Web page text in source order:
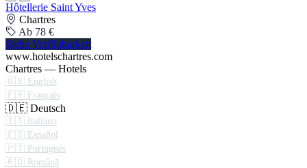
Hôtellerie Saint Yves
Chartres
Ab 78 €
Siehe Verfügbarkeit
www.hotelschartres.com
Chartres — Hotels
🇬🇧 English
🇫🇷 Français
🇩🇪 Deutsch
🇮🇹 Italiano
🇪🇸 Español
🇵🇹 Português
🇷🇴 Română